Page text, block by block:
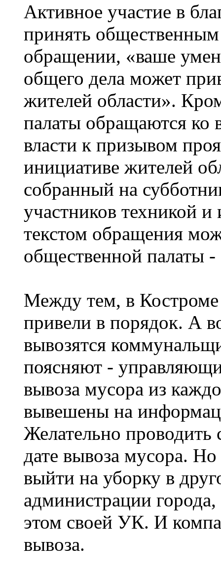
Активное участие в
принять
обращении, «ваше
общего дела может
жителей области».
палаты обращаются ко
власти к призывом
инициативе жителей
собранный на
участников техникой
текстом обращения
общественной палаты
Между тем, в
привели в порядок. А
вывозятся
поясняют -
вывоза мусора из
вывешены на
Желательно
дате вывоза мусора.
выйти на уборку в
администрации
этом своей УК. И
вывоза.